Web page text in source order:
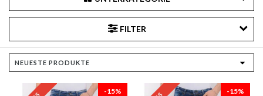
FILTER
-15% -15%